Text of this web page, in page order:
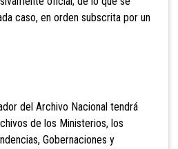
caso, en orden subscrita por un
del Archivo Nacional tendrá
de los Ministerios, los
Gobernaciones y